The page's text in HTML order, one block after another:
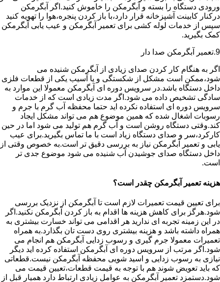
ورودی دستگاه را بسته و آبگرمکن را خاموش کنید.اگر آبگرمکن
درکنار کابینت آشپزخانه قرار دارد،با باز کردن پنجره،هوا را تهویه کنید
سپس از خدمات لوله کشی برای تعمیر آبگرمکن و عیب یابی آبگرمکن
کمک بگیرید.
9.تعمیر آبگرمکن صدا دار
اگر به هنگام کار کردن صدای زیادی از آبگرمکن شنیده می
شود،ممکن است مشکل از شکستگی و یا آسیب یکی از قطعات فلزی
داخل دستگاه باشد.در سرویس دوره ای آبگرمکن معمولا این موارد به
سادگی تشخیص داده می شود.اگر مدت زیادی است که از خدمات
سرویس دوره ای استفاده نکرده اید حتما محفظه آب گرم با جرم و
رسوبات اشغال شده که همین موضوع هم می تواند مشکل ایجاد
کند.وقتی دستگاه روشن است و آب گرم هم تولید می شود اما در حین
کارکرد،سر و صدای دستگاه زیاد است با ما تماس بگیرید.برای عیب
یابی و تعمیر آبگرمکن نیاز به بررسی دقیق تر است.به خصوص وقتی از
داخل دستگاه صدای جوشیدن آب شنیده می شود موضوع جدی تر
است.
هزینه تعمیر آبگرمکن چقدر است؟
برای تعیین قیمت تعمیرات لازم است تا آبگرمکن از نزدیک بررسی
شود.هرگز برای کاهش هزینه ها اقدام به باز کردن آبگرمکن نکنید.اگر
در این زمینه تجربه ای ندارید هر اقدامی می تواند خسارت بیشتری به
همراه داشته باشد و هزینه بیشتری روی دست تان بگذارد.به همراه
تعمیرات معمولا جرم گیری و رسوب زدایی آبگرمکن هم انجام می
شود.اگر مرتب از سرویس دوره ای آبگرمکن استفاده کرده اید دیگر
نیازی به رسوب زدایی و اسید شویی محفظه آبگرمکن نیست.قطعاتی
که باید تعویض شوند هم با توجه به قیمت قطعات،تعیین قیمت می
شود.دستمزد تعمیر آبگرمکن به عوامل زیادی ارتباط دارد همیار قبل از